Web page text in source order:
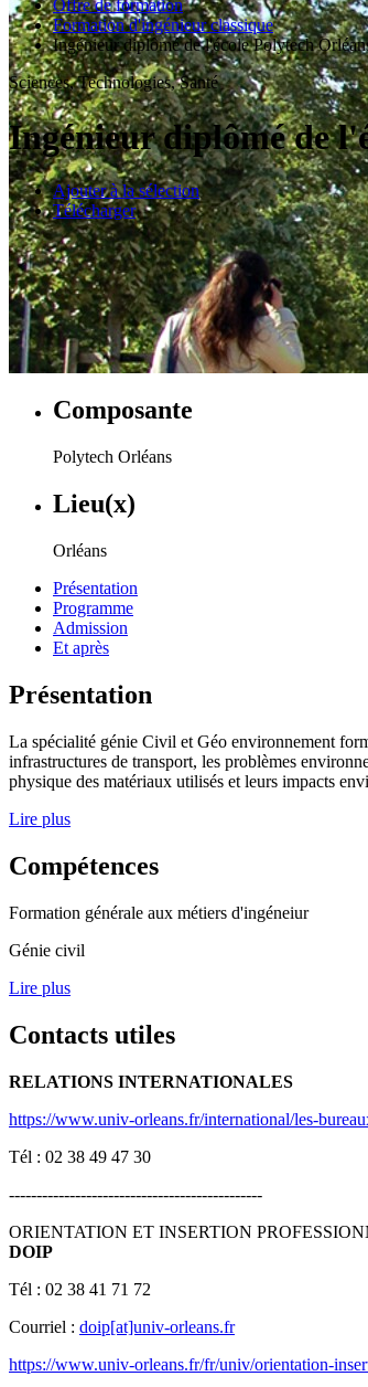
Offre de formation
Formation d'ingénieur classique
Ingénieur diplômé de l'école Polytech
Sciences, Technologies, Santé
Ingénieur diplômé de
Ajouter à la sélection
Télécharger
Composante
Polytech Orléans
Lieu(x)
Orléans
Présentation
Programme
Admission
Et après
Présentation
La spécialité génie Civil et Géo environnement
infrastructures de transport, les problèmes
physique des matériaux utilisés et leurs impacts
Lire plus
Compétences
Formation générale aux métiers d'ingéneiur
Génie civil
Lire plus
Contacts utiles
RELATIONS INTERNATIONALES
https://www.univ-orleans.fr/international/les-
Tél : 02 38 49 47 30
----------------------------------------------
ORIENTATION ET INSERTION
DOIP
Tél : 02 38 41 71 72
Courriel : doip[at]univ-orleans.fr
https://www.univ-orleans.fr/fr/univ/orientation-